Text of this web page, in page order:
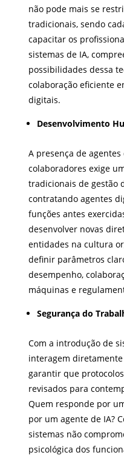
não pode mais se
tradicionais, sendo
capacitar os
sistemas de IA,
possibilidades dessa
colaboração eficiente
digitais.
Desenvolvimento
A presença de
colaboradores exige
tradicionais de gestão
contratando agentes
funções antes
desenvolver novas
entidades na cultura
definir parâmetros
desempenho,
máquinas e
Segurança do
Com a introdução de
interagem diretamente
garantir que
revisados para
Quem responde por
por um agente de IA?
sistemas não
psicológica dos